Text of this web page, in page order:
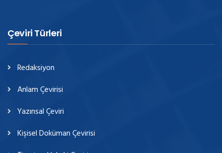
Çeviri Türleri
Redaksiyon
Anlam Çevirisi
Yazınsal Çeviri
Kişisel Doküman Çevirisi